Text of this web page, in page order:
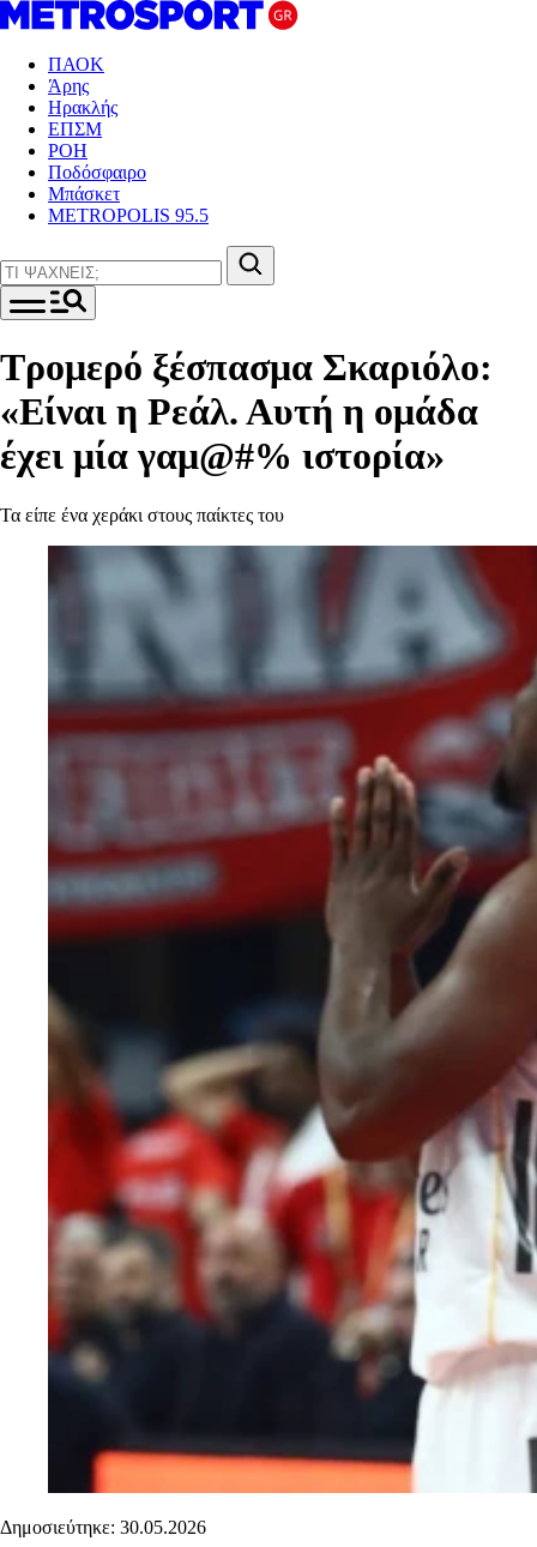
ΠΑΟΚ
Άρης
Ηρακλής
ΕΠΣΜ
ΡΟΗ
Ποδόσφαιρο
Μπάσκετ
METROPOLIS 95.5
Τρομερό ξέσπασμα Σκαριόλο:
«Είναι η Ρεάλ. Αυτή η ομάδα
έχει μία γαμ@#% ιστορία»
Τα είπε ένα χεράκι στους παίκτες του
Δημοσιεύτηκε: 30.05.2026